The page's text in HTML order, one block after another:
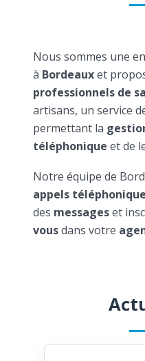
Nous sommes une
à Bordeauxet
professionnels de
artisans, un service
permettant la
téléphonique et de
Notre équipe de
appels
des messageset
vousdans votre